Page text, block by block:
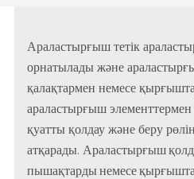
Араластырғыш тетік
орнатылады және
қалақтармен немесе
араластырғыш
қуатты қолдау және беру рөлін
атқарады.Араластырғыш
пышақтарды немесе